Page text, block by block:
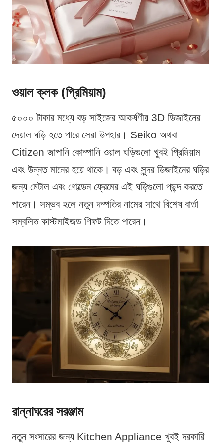
ওয়াল ক্লক (প্রিমিয়াম)
৫০০০ টাকার মধ্যে বড় সাইজের আকর্ষণীয় 3D ডিজাইনের
দেয়াল ঘড়ি হতে পারে সেরা উপহার। Seiko অথবা
Citizen জাপানি কোম্পানি ওয়াল ঘড়িগুলো খুবই প্রিমিয়াম
এবং উন্নত মানের হয়ে থাকে। বড় এবং সুন্দর ডিজাইনের ঘড়ির
জন্য মেটাল এবং গোল্ডেন ফ্রেমের এই ঘড়িগুলো পছন্দ করতে
পারেন। সম্ভব হলে নতুন দম্পতির নামের সাথে বিশেষ বার্তা
সম্বলিত কাস্টমাইজড গিফট দিতে পারেন।
রান্নাঘরের সরঞ্জাম
নতুন সংসারের জন্য Kitchen Appliance খুবই দরকারি